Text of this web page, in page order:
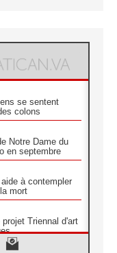
se sentent
colons
Notre Dame du
en septembre
à contempler
mort
Triennal d'art